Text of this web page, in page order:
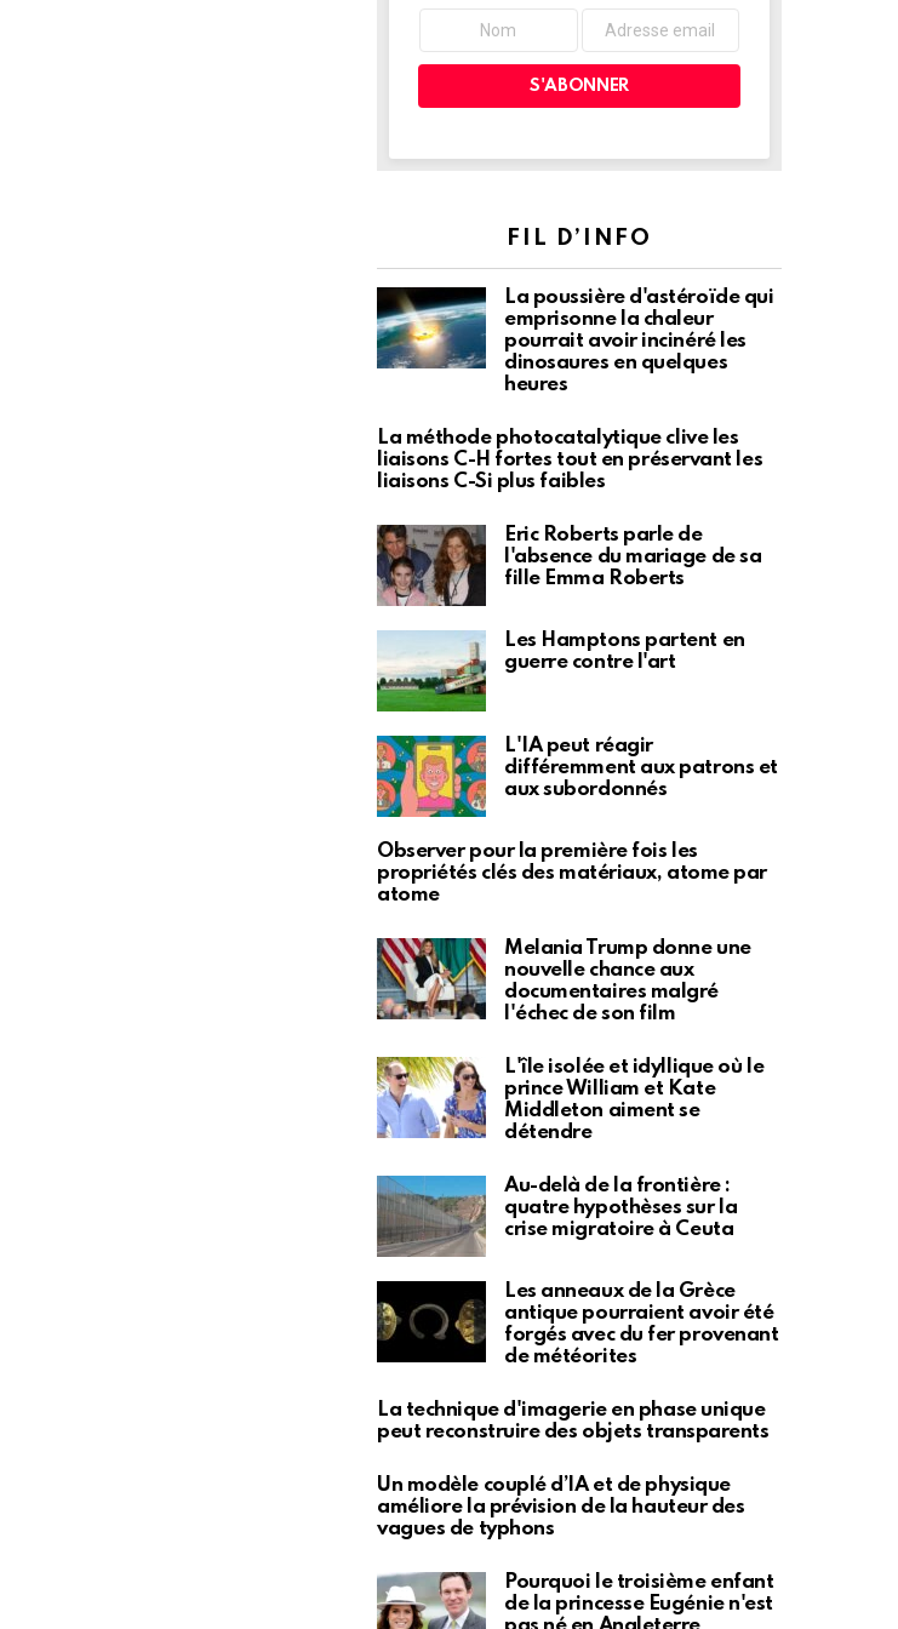
FIL D’INFO
La poussière d'astéroïde qui
emprisonne la chaleur
pourrait avoir incinéré les
dinosaures en quelques
heures
La méthode photocatalytique clive les
liaisons C-H fortes tout en préservant les
liaisons C-Si plus faibles
Eric Roberts parle de
l'absence du mariage de sa
fille Emma Roberts
Les Hamptons partent en
guerre contre l'art
L'IA peut réagir
différemment aux patrons et
aux subordonnés
Observer pour la première fois les
propriétés clés des matériaux, atome par
atome
Melania Trump donne une
nouvelle chance aux
documentaires malgré
l'échec de son film
L'île isolée et idyllique où le
prince William et Kate
Middleton aiment se
détendre
Au-delà de la frontière :
quatre hypothèses sur la
crise migratoire à Ceuta
Les anneaux de la Grèce
antique pourraient avoir été
forgés avec du fer provenant
de météorites
La technique d'imagerie en phase unique
peut reconstruire des objets transparents
Un modèle couplé d’IA et de physique
améliore la prévision de la hauteur des
vagues de typhons
Pourquoi le troisième enfant
de la princesse Eugénie n'est